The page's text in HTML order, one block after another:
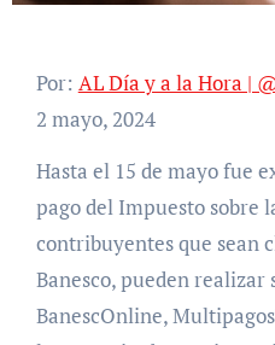
Por: AL Día y a la Hora |
2 mayo, 2024
Hasta el 15 de mayo fue extendida la fecha para el
pago del Impuesto sobre
contribuyentes que sean
Banesco, pueden realizar
BanescOnline,